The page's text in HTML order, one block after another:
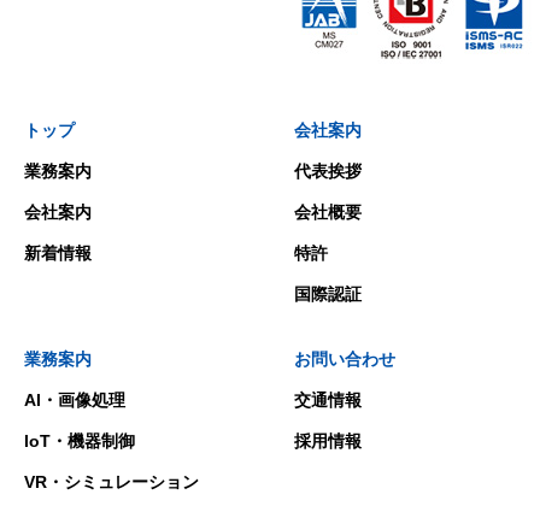
トップ
業務案内
会社案内
新着情報
会社案内
代表挨拶
会社概要
特許
国際認証
業務案内
AI・画像処理
IoT・機器制御
VR・シミュレーション
お問い合わせ
交通情報
採用情報